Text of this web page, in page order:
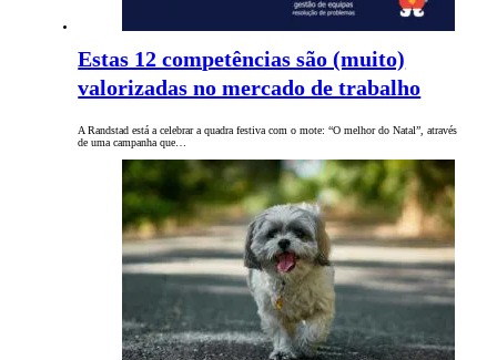
Estas 12 competências são (muito)
valorizadas no mercado de trabalho
A Randstad está a celebrar a quadra festiva com o mote: “O melhor do Natal”, através
de uma campanha que…